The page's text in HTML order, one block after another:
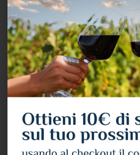
ESAURITO
Ruffino Aqua Di Venus
Rosato Toscana Igt
2022 Cl.75 13°
“alie